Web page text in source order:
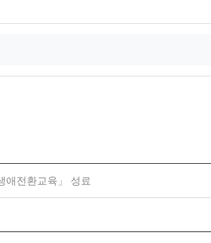
애전환교육」 성료